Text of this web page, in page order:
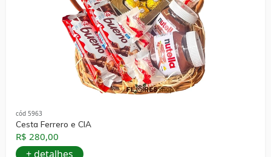
cód 5963
Cesta Ferrero e CIA
R$ 280,00
+ detalhes